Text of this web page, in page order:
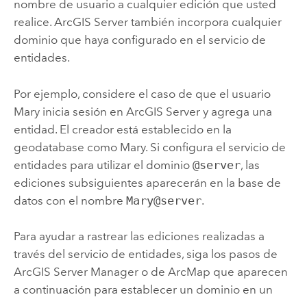
nombre de usuario a cualquier edición que usted
realice. ArcGIS Servertambién incorpora cualquier
dominio que haya configurado en el servicio de
entidades.
Por ejemplo, considere el caso de que el usuario
Mary inicia sesión en ArcGIS Servery agrega una
entidad. El creador está establecido en la
geodatabase como Mary. Si configura el servicio de
entidades para utilizar el dominio @server, las
ediciones subsiguientes aparecerán en la base de
datos con el nombre Mary@server.
Para ayudar a rastrear las ediciones realizadas a
través del servicio de entidades, siga los pasos de
ArcGIS Server Managero de ArcMap que aparecen
a continuación para establecer un dominio en un